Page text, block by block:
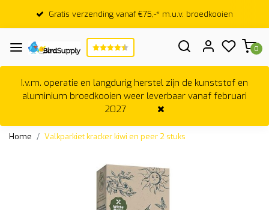
Gratis verzending vanaf €75,-* m.u.v. broedkooien
0
I.v.m. operatie en langdurig herstel zijn de kunststof en
aluminium broedkooien weer leverbaar vanaf februari
2027
Home Valkparkiet kracker kiwi en peer 2 stuks